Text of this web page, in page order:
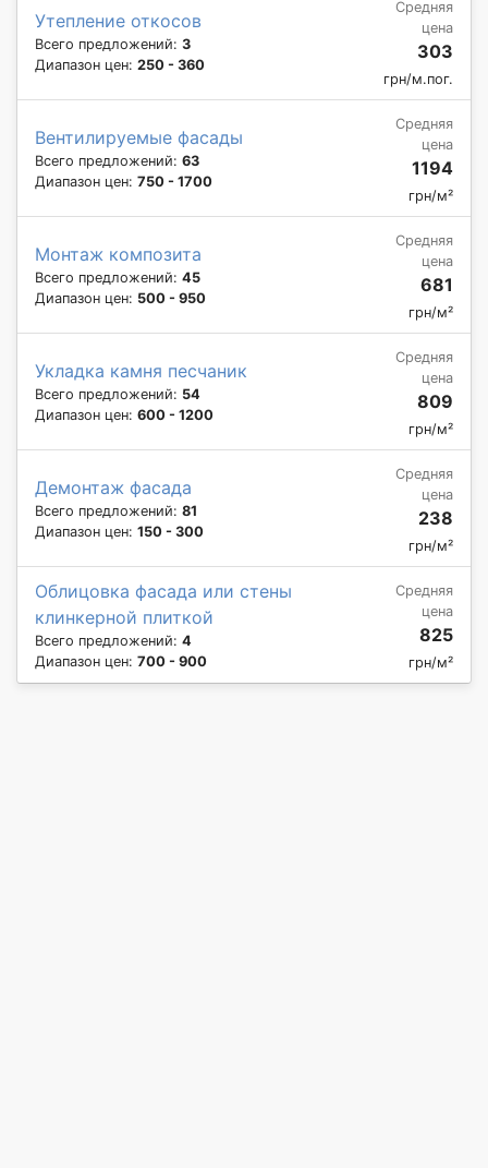
Утепление откосов
Всего предложений: 3
Диапазон цен: 250 - 360
Средняя
цена
303
грн/м.пог.
Вентилируемые фасады
Всего предложений: 63
Диапазон цен: 750 - 1700
Средняя
цена
1194
грн/м²
Монтаж композита
Всего предложений: 45
Диапазон цен: 500 - 950
Средняя
цена
681
грн/м²
Укладка камня песчаник
Всего предложений: 54
Диапазон цен: 600 - 1200
Средняя
цена
809
грн/м²
Демонтаж фасада
Всего предложений: 81
Диапазон цен: 150 - 300
Средняя
цена
238
грн/м²
Облицовка фасада или стены
клинкерной плиткой
Всего предложений: 4
Диапазон цен: 700 - 900
Средняя
цена
825
грн/м²